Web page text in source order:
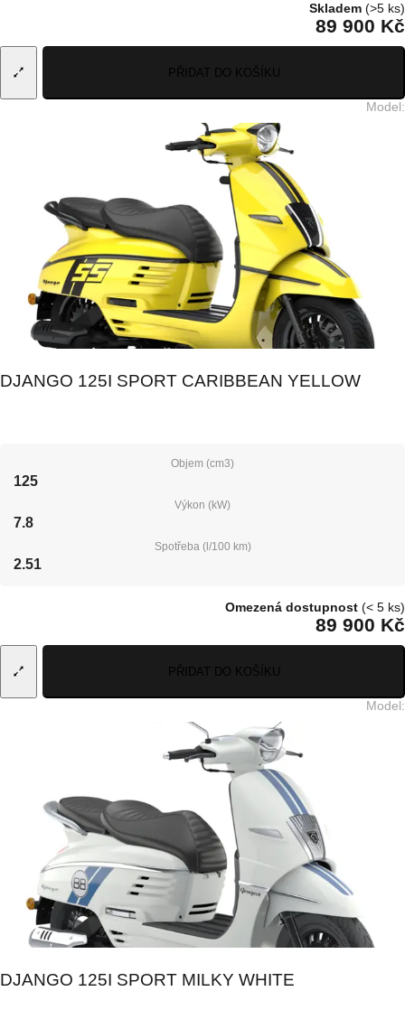
Skladem (>5 ks)
89 900 Kč
PŘIDAT DO KOŠÍKU
Model:
DJANGO 125I SPORT CARIBBEAN YELLOW
Objem (cm3)
125
Výkon (kW)
7.8
Spotřeba (l/100 km)
2.51
Omezená dostupnost (< 5 ks)
89 900 Kč
PŘIDAT DO KOŠÍKU
Model:
DJANGO 125I SPORT MILKY WHITE